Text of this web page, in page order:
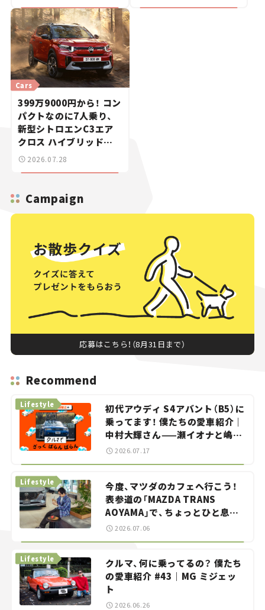
Cars
399万9000円から！ コン
パクトなのに7人乗り、
新型シトロエンC3エア
クロス ハイブリッドが
上陸【新車ニュース】
2026.07.28
Campaign
応募はこちら！（8月31日まで）
Recommend
初代アウディ S4アバント（B5）に
乗ってます！ 僕たちの愛車紹介｜
中村大輝さん——瀬イオナと嶋田
智之の「クルマでざっくばらんば
らん！」＃20
Lifestyle
2026.07.17
今度、マツダのカフェへ行こう！
表参道の「MAZDA TRANS
AOYAMA」で、ちょっとひと息。
——連載｜CCGとクルマでどうす
Lifestyle
2026.07.06
クルマ、何に乗ってるの？ 僕たち
の愛車紹介 #43｜MG ミジェッ
ト
Lifestyle
2026.06.26